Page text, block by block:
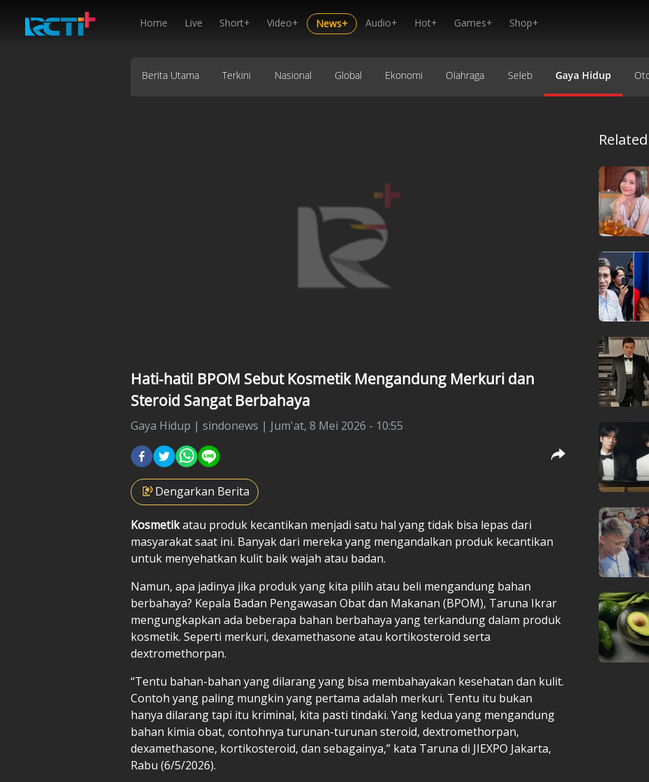
Home Live Short+ Video+ News+ Audio+ Hot+ Games+ Shop+
Berita Utama Terkini Nasional Global Ekonomi Olahraga Seleb Gaya Hidup
Hati-hati! BPOM Sebut Kosmetik Mengandung Merkuri dan
Steroid Sangat Berbahaya
Gaya Hidup | sindonews | Jum'at, 8 Mei 2026 - 10:55
Dengarkan Berita
Kosmetikatau produk kecantikan menjadi satu hal yang tidak bisa lepas dari
masyarakat saat ini. Banyak dari mereka yang mengandalkan produk kecantikan
untuk menyehatkan kulit baik wajah atau badan.
Namun, apa jadinya jika produk yang kita pilih atau beli mengandung bahan
berbahaya? Kepala Badan Pengawasan Obat dan Makanan (BPOM), Taruna Ikrar
mengungkapkan ada beberapa bahan berbahaya yang terkandung dalam produk
kosmetik. Seperti merkuri, dexamethasone atau kortikosteroid serta
dextromethorpan.
“Tentu bahan-bahan yang dilarang yang bisa membahayakan kesehatan dan kulit.
Contoh yang paling mungkin yang pertama adalah merkuri. Tentu itu bukan
hanya dilarang tapi itu kriminal, kita pasti tindaki. Yang kedua yang mengandung
bahan kimia obat, contohnya turunan-turunan steroid, dextromethorpan,
dexamethasone, kortikosteroid, dan sebagainya,” kata Taruna di JIEXPO Jakarta,
Rabu (6/5/2026).